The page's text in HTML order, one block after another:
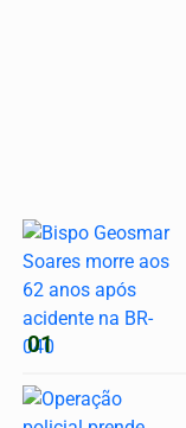
01